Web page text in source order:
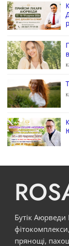
Бутік Аюрведи
фітокомплекси,
прянощі,